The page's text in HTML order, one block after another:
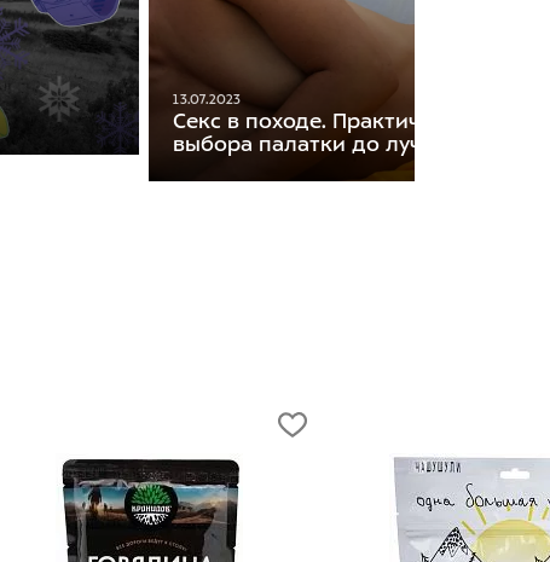
13.07.2023
Секс в походе. Практические
выбора палатки до лучших поз